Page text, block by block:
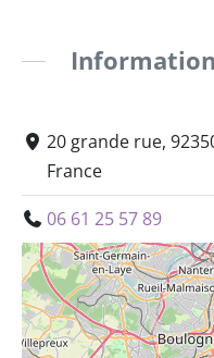
20 grande rue,
France
06 61 25 57 89